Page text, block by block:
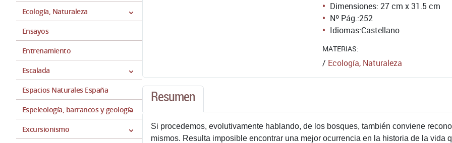
Ecología, Naturaleza
Ensayos
Entrenamiento
Escalada
Espacios Naturales España
Espeleología, barrancos y geología
Excursionismo
Dimensiones: 27 cm x 31.5 cm
Nº Pág.:252
Idiomas:Castellano
MATERIAS:
/ Ecología, Naturaleza
Resumen
Si procedemos, evolutivamente hablando, de los bosques, también conviene
mismos. Resulta imposible encontrar una mejor ocurrencia en la historia de la vida